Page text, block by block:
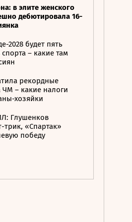
в элите женского
дебютировала 16-
2028 будет пять
– какие там
рекордные
– какие налоги
хозяйки
Глушенков
«Спартак»
победу